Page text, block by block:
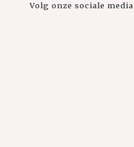
Volg onze sociale